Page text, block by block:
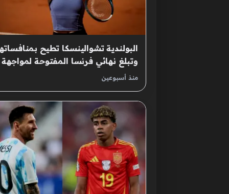
البولندية تشوالينسكا تطيح
وتبلغ نهائي فرنسا المفتوحة لمواجهة
أندريفا الحاسمة
منذ أسبوعين